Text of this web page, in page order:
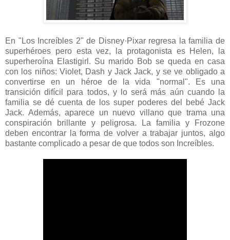
En "Los Increíbles 2" de Disney·Pixar regresa la familia de
superhéroes pero esta vez, la protagonista es Helen, la
superheroína Elastigirl. Su marido Bob se queda en casa
con los niños: Violet, Dash y Jack Jack, y se ve obligado a
convertirse en un héroe de la vida "normal". Es una
transición difícil para todos, y lo será más aún cuando la
familia se dé cuenta de los super poderes del bebé Jack
Jack. Además, aparece un nuevo villano que trama una
conspiración brillante y peligrosa. La familia y Frozone
deben encontrar la forma de volver a trabajar juntos, algo
bastante complicado a pesar de que todos son Increíbles.